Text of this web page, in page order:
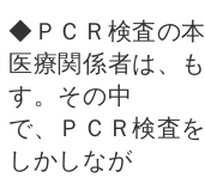
◆ＰＣＲ検査の
医療関係者は、
す。その中
で、ＰＣＲ検査
しかしなが